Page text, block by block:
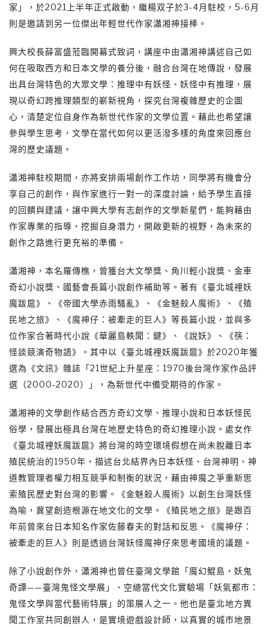
家」，於2021上半年正式啟動，繼楊双子於3-4月駐校，5-6月
則是邀請到另一位傑出年輕世代作家瀟湘神接棒。
興大校長薛富盛蒞臨開幕式致詞，講座中由瀟湘神講述自己如
何在吸取西方和日本文學的養分後，融合台灣在地傳說，發展
出具台灣特色的大眾文學：推理中有妖怪、妖怪中有推理，展
現以奇幻跨推理類型的嶄新視角，探究台灣複雜歷史的企圖
心，清楚定位自身作為新世代作家的文學位置。藉此也希望讓
參與學生思考，文學在當代如何以更活潑多樣的角度來回應台
灣的歷史議題。
瀟湘神駐校期間，亦將安排兩場創作工作坊，同學將有機會分
享自己的創作，與作家進行一對一的深度討論，給予學生直接
的回饋與建議，讓中興大學有志創作的文學新星們，能夠藉由
作家專業的指導，挖掘自身潛力，開啟更新的視野，為未來的
創作之路進行更充裕的準備。
瀟湘神，本名羅傳樵，曾獲台大文學獎、角川輕小說獎、金車
奇幻小說獎、國藝會長篇小說創作補助等。著有《臺北城裡妖
魔跋扈》、《帝國大學赤雨騷亂》、《金魅殺人魔術》、《殖
民地之旅》、《魔神仔：被牽走的巨人》等長篇小說，並與多
位作家合著時代小說《華麗島軼聞：鍵》、《說妖》、《筷：
怪談競演奇物語》。其中以《臺北城裡妖魔跋扈》於2020年獲
選為《文訊》雜誌「21世紀上升星座：1970後台灣作家作品評
選（2000-2020）」，為新世代中備受期待的作家。
瀟湘神的文學創作結合西方奇幻文學、推理小說和日本妖怪民
俗學，發展出極具台灣在地歷史特色的奇幻推理小說。處女作
《臺北城裡妖魔跋扈》將台灣的時空環境假想在尚未脫離日本
殖民統治的1950年，描述台北結界內日本妖怪、台灣神明、神
道教管理者權力相互競爭和制衡的狀況，藉由神魔之爭重新思
索殖民歷史對台灣的影響。《金魅殺人魔術》以創生台灣妖怪
為喻，冀望創造根源在地文化的文學。《殖民地之旅》是跟百
年前曾來台日本知名作家佐藤春夫的對話和反思。《魔神仔：
被牽走的巨人》則是透過台灣妖怪魔神仔來思考國境的議題。
除了小說創作外，瀟湘神也曾任臺灣文學館「魔幻鯤島，妖鬼
奇譚——臺灣鬼怪文學展」、空總當代文化實驗場「妖氣都市：
鬼怪文學與當代藝術特展」的策展人之一。他也是臺北地方異
聞工作室共同創辦人，是實境遊戲設計師，以真實的城市地景